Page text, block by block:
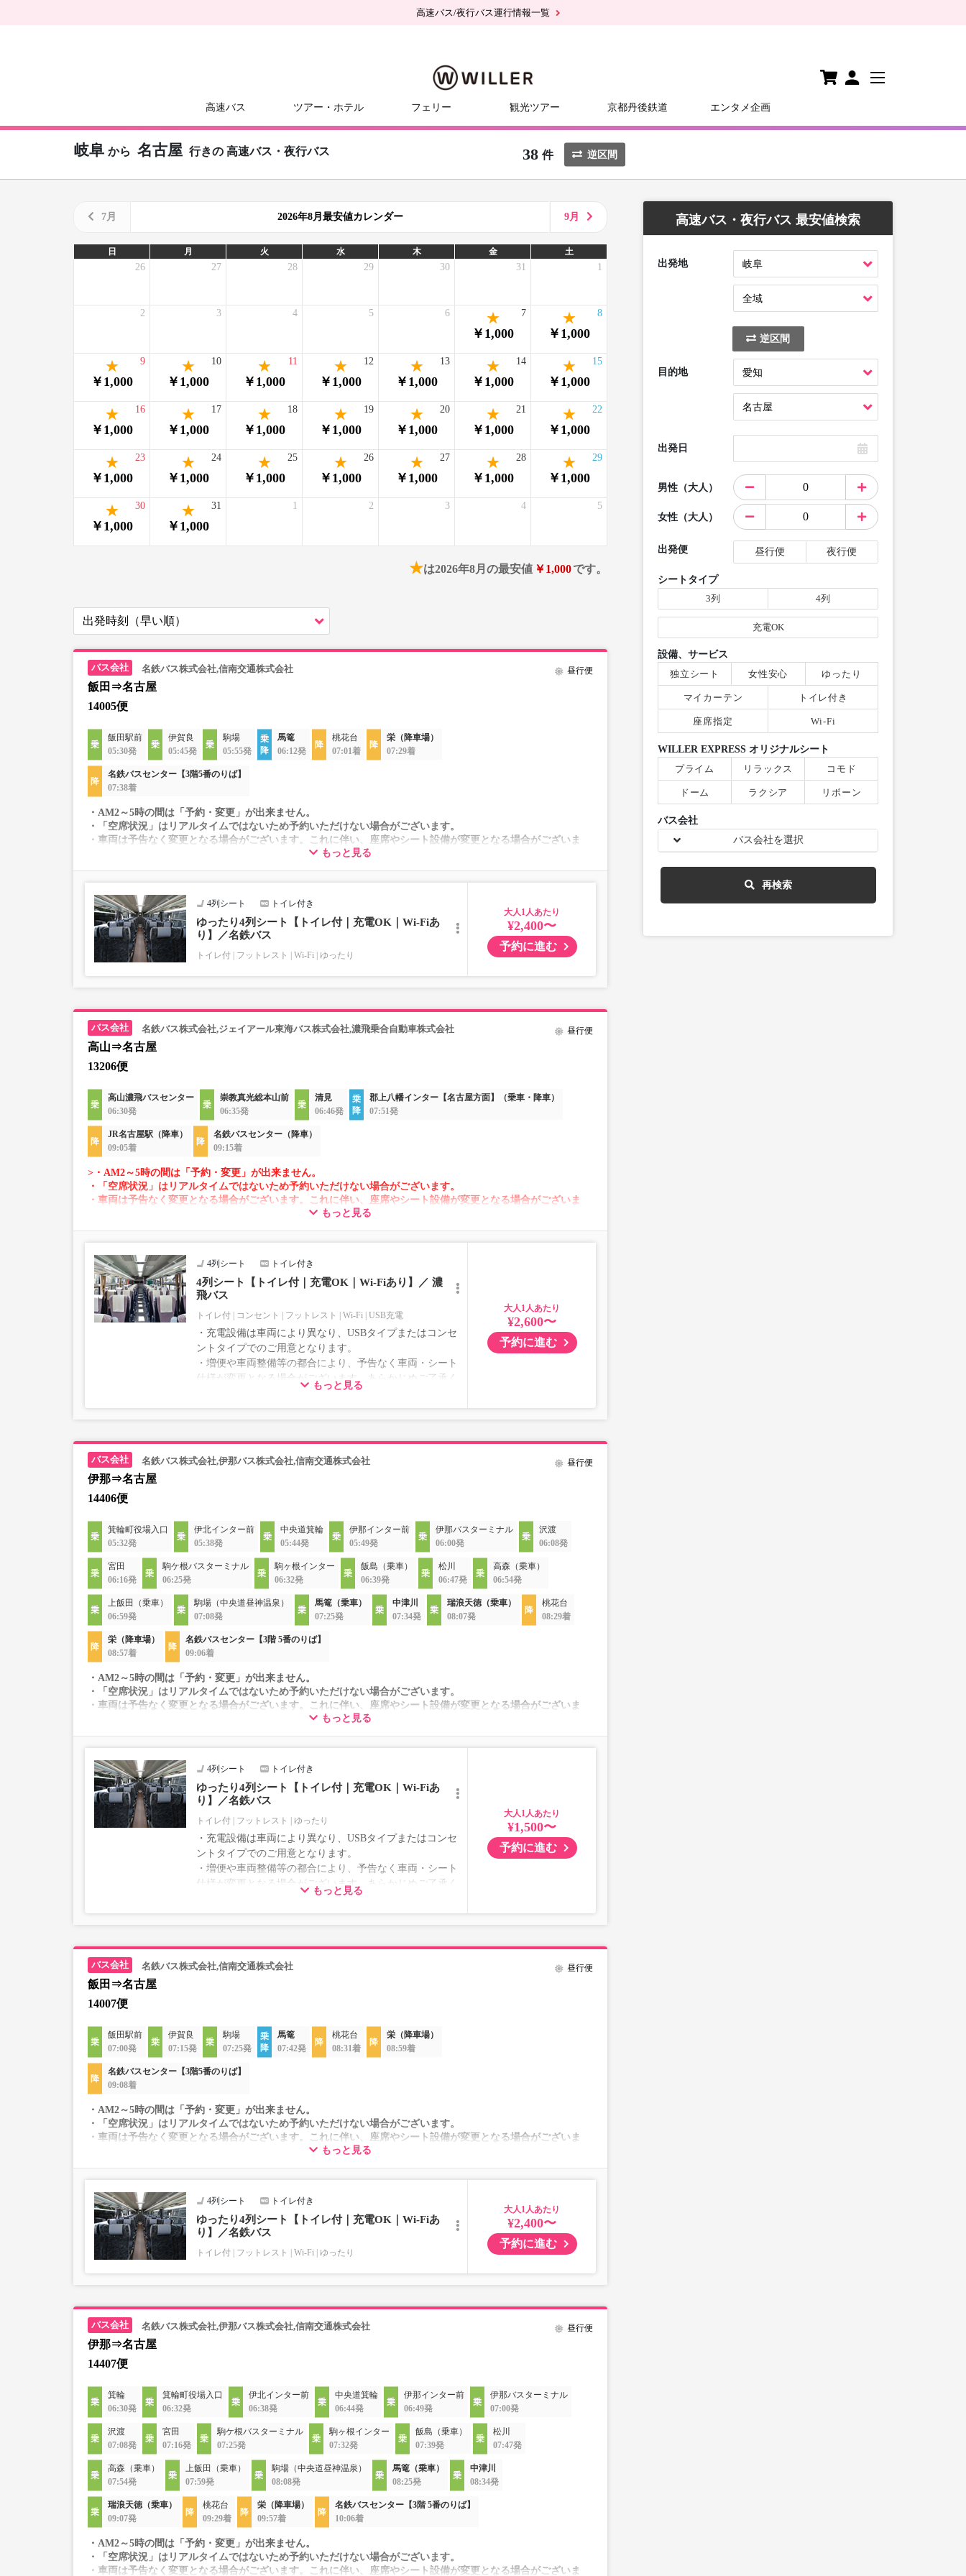
高速バス/夜行バス運行情報一覧
高速バス ツアー・ホテル フェリー 観光ツアー 京都丹後鉄道 エンタメ企画
岐阜 から 名古屋 行きの 高速バス・夜行バス 38 件 逆区間
7月 2026年8月最安値カレンダー 9月
日 月 火 水 木 金 土
26 27 28 29 30 31 1
2 3 4 5 6
￥1,000
7
￥1,000
8
￥1,000
9
￥1,000
10
￥1,000
11
￥1,000
12
￥1,000
13
￥1,000
14
￥1,000
15
￥1,000
16
￥1,000
17
￥1,000
18
￥1,000
19
￥1,000
20
￥1,000
21
￥1,000
22
￥1,000
23
￥1,000
24
￥1,000
25
￥1,000
26
￥1,000
27
￥1,000
28
￥1,000
29
￥1,000
30
￥1,000
31 1 2 3 4 5
★は2026年8月の最安値 ￥1,000です。
名鉄バス株式会社,信南交通株式会社
飯田⇒名古屋
14005便
昼行便
飯田駅前
05:30発
伊賀良
05:45発
駒場
05:55発
馬篭
06:12発
桃花台
07:01着
栄（降車場）
07:29着
名鉄バスセンター【3階5番のりば】
07:38着
・AM2～5時の間は「予約・変更」が出来ません。
・「空席状況」はリアルタイムではないため予約いただけない場合がございます。
・車両は予告なく変更となる場合がございます。これに伴い、座席やシート設備が変更となる場合がございま
もっと見る
4列シート トイレ付き
ゆったり4列シート【トイレ付｜充電OK｜Wi-Fiあ
り】／名鉄バス
トイレ付 フットレスト Wi-Fi ゆったり
大人
¥2,400〜
予約に進む
名鉄バス株式会社,ジェイアール東海バス株式会社,濃飛乗合自動車株式会社
高山⇒名古屋
13206便
昼行便
高山濃飛バスセンター
06:30発
崇教真光総本山前
06:35発
清見
06:46発
郡上八幡インター【名古屋方面】（乗車・降車）
07:51発
JR名古屋駅（降車）
09:05着
名鉄バスセンター（降車）
09:15着
>・AM2～5時の間は「予約・変更」が出来ません。
・「空席状況」はリアルタイムではないため予約いただけない場合がございます。
・車両は予告なく変更となる場合がございます。これに伴い、座席やシート設備が変更となる場合がございま
もっと見る
4列シート トイレ付き
4列シート【トイレ付｜充電OK｜Wi-Fiあり】／ 濃
飛バス
トイレ付 コンセント フットレスト Wi-Fi USB充電
・充電設備は車両により異なり、USBタイプまたはコンセ
ントタイプでのご用意となります。
・増便や車両整備等の都合により、予告なく車両・シート
仕様が変更となる場合がございます。あらかじめご了承く
もっと見る
大人
¥2,600〜
予約に進む
名鉄バス株式会社,伊那バス株式会社,信南交通株式会社
伊那⇒名古屋
14406便
昼行便
箕輪町役場入口
05:32発
伊北インター前
05:38発
中央道箕輪
05:44発
伊那インター前
05:49発
伊那バスターミナル
06:00発
沢渡
06:08発
宮田
06:16発
駒ケ根バスターミナル
06:25発
駒ヶ根インター
06:32発
飯島（乗車）
06:39発
松川
06:47発
高森（乗車）
06:54発
上飯田（乗車）
06:59発
駒場（中央道昼神温泉）
07:08発
馬篭（乗車）
07:25発
中津川
07:34発
瑞浪天徳（乗車）
08:07発
桃花台
08:29着
栄（降車場）
08:57着
名鉄バスセンター【3階 5番のりば】
09:06着
・AM2～5時の間は「予約・変更」が出来ません。
・「空席状況」はリアルタイムではないため予約いただけない場合がございます。
・車両は予告なく変更となる場合がございます。これに伴い、座席やシート設備が変更となる場合がございま
もっと見る
4列シート トイレ付き
ゆったり4列シート【トイレ付｜充電OK｜Wi-Fiあ
り】／名鉄バス
トイレ付 フットレスト ゆったり
・充電設備は車両により異なり、USBタイプまたはコンセ
ントタイプでのご用意となります。
・増便や車両整備等の都合により、予告なく車両・シート
仕様が変更となる場合がございます。あらかじめご了承く
もっと見る
大人
¥1,500〜
予約に進む
名鉄バス株式会社,信南交通株式会社
飯田⇒名古屋
14007便
昼行便
飯田駅前
07:00発
伊賀良
07:15発
駒場
07:25発
馬篭
07:42発
桃花台
08:31着
栄（降車場）
08:59着
名鉄バスセンター【3階5番のりば】
09:08着
・AM2～5時の間は「予約・変更」が出来ません。
・「空席状況」はリアルタイムではないため予約いただけない場合がございます。
・車両は予告なく変更となる場合がございます。これに伴い、座席やシート設備が変更となる場合がございま
もっと見る
4列シート トイレ付き
ゆったり4列シート【トイレ付｜充電OK｜Wi-Fiあ
り】／名鉄バス
トイレ付 フットレスト Wi-Fi ゆったり
大人
¥2,400〜
予約に進む
名鉄バス株式会社,伊那バス株式会社,信南交通株式会社
伊那⇒名古屋
14407便
昼行便
箕輪
06:30発
箕輪町役場入口
06:32発
伊北インター前
06:38発
中央道箕輪
06:44発
伊那インター前
06:49発
伊那バスターミナル
07:00発
沢渡
07:08発
宮田
07:16発
駒ケ根バスターミナル
07:25発
駒ヶ根インター
07:32発
飯島（乗車）
07:39発
松川
07:47発
高森（乗車）
07:54発
上飯田（乗車）
07:59発
駒場（中央道昼神温泉）
08:08発
馬篭（乗車）
08:25発
中津川
08:34発
瑞浪天徳（乗車）
09:07発
桃花台
09:29着
栄（降車場）
09:57着
名鉄バスセンター【3階 5番のりば】
10:06着
・AM2～5時の間は「予約・変更」が出来ません。
・「空席状況」はリアルタイムではないため予約いただけない場合がございます。
・車両は予告なく変更となる場合がございます。これに伴い、座席やシート設備が変更となる場合がございま
高速バス・夜行バス 最安値検索
出発地
逆区間
目的地
出発日
男性（大人）
女性（大人）
出発便 昼行便 夜行便
シートタイプ
3列
4列
充電OK
設備、サービス
独立シート
女性安心 ゆったり
マイカーテン トイレ付き
座席指定 Wi-Fi
WILLER EXPRESS オリジナルシート
プライム
リラックス コモド
ドーム ラクシア リボーン
バス会社
バス会社を選択
再検索